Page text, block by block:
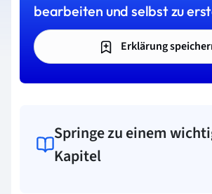
bearbeiten und selbst zu
Erklärung
Springe zu einem
Kapitel